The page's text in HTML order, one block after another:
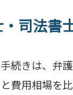
司法書
続きは、弁
費用相場を比